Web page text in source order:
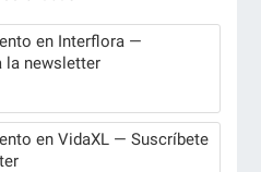
en Interflora —
la newsletter
en VidaXL — Suscríbete